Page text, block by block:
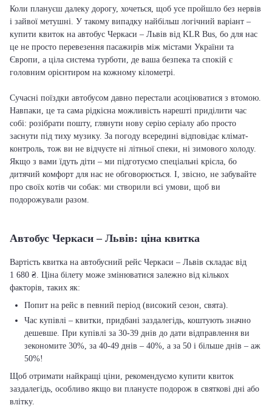
Коли плануєш далеку дорогу, хочеться, щоб усе пройшло без нервів
і зайвої метушні. У такому випадку найбільш логічний варіант –
купити квиток на автобус Черкаси – Львів від KLR Bus, бо для нас
це не просто перевезення пасажирів між містами України та
Європи, а ціла система турботи, де ваша безпека та спокій є
головним орієнтиром на кожному кілометрі.
Сучасні поїздки автобусом давно перестали асоціюватися з втомою.
Навпаки, це та сама рідкісна можливість нарешті приділити час
собі: розібрати пошту, глянути нову серію серіалу або просто
заснути під тиху музику. За погоду всередині відповідає клімат-
контроль, тож ви не відчуєте ні літньої спеки, ні зимового холоду.
Якщо з вами їдуть діти – ми підготуємо спеціальні крісла, бо
дитячий комфорт для нас не обговорюється. І, звісно, не забувайте
про своїх котів чи собак: ми створили всі умови, щоб ви
подорожували разом.
Автобус Черкаси – Львів: ціна квитка
Вартість квитка на автобусний рейс Черкаси – Львів складає від
1 680 ₴. Ціна білету може змінюватися залежно від кількох
факторів, таких як:
Попит на рейс в певний період (високий сезон, свята).
Час купівлі – квитки, придбані заздалегідь, коштують значно
дешевше. При купівлі за 30-39 днів до дати відправлення ви
зекономите 30%, за 40-49 днів – 40%, а за 50 і більше днів – аж
50%!
Щоб отримати найкращі ціни, рекомендуємо купити квиток
заздалегідь, особливо якщо ви плануєте подорож в святкові дні або
влітку.